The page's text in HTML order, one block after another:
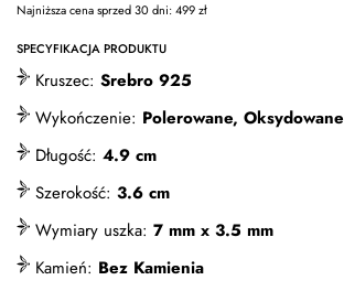
Najniższa cena sprzed 30 dni:499zł
SPECYFIKACJA PRODUKTU
Kruszec: Srebro 925
Wykończenie: Polerowane, Oksydowane
Długość: 4.9 cm
Szerokość: 3.6 cm
Wymiary uszka: 7 mm x 3.5 mm
Kamień: Bez Kamienia